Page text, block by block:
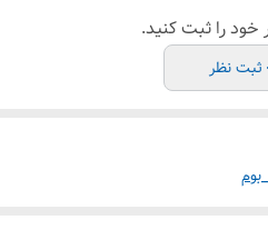
خود را ثبت کنید.
ثبت نظر